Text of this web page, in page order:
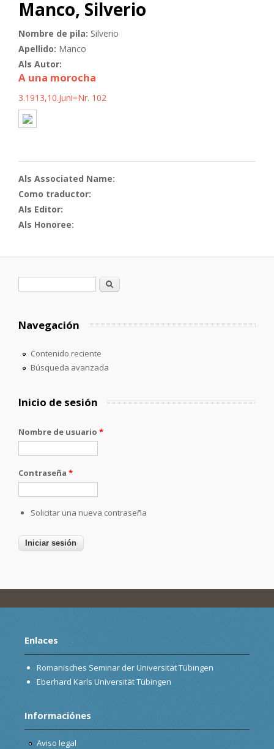
Manco, Silverio
Nombre de pila: Silverio
Apellido: Manco
Als Autor:
A una morocha
3.1913,10.Juni=Nr. 102
Als Associated Name:
Como traductor:
Als Editor:
Als Honoree:
Formulario de búsqueda
Buscar
Navegación
Contenido reciente
Búsqueda avanzada
Inicio de sesión
Nombre de usuario *
Contraseña *
Solicitar una nueva contraseña
Enlaces
Romanisches Seminar der Universität Tübingen
Eberhard Karls Universität Tübingen
Informaciónes
Aviso legal